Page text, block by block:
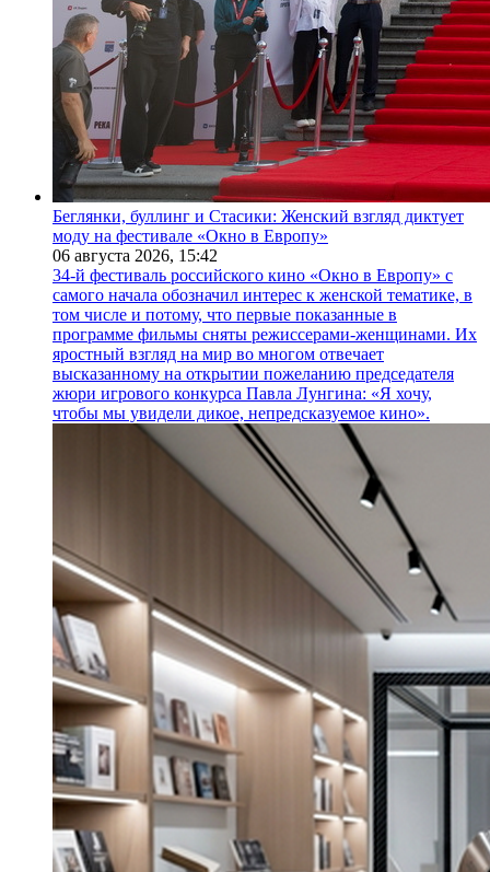
Беглянки, буллинг и Стасики: Женский взгляд диктует
моду на фестивале «Окно в Европу»
06 августа 2026, 15:42
34-й фестиваль российского кино «Окно в Европу» с
самого начала обозначил интерес к женской тематике, в
том числе и потому, что первые показанные в
программе фильмы сняты режиссерами-женщинами. Их
яростный взгляд на мир во многом отвечает
высказанному на открытии пожеланию председателя
жюри игрового конкурса Павла Лунгина: «Я хочу,
чтобы мы увидели дикое, непредсказуемое кино».